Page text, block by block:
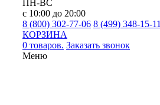
ПН-ВС
с 10:00 до 20:00
8 (800) 302-77-06 8 (499) 348-15-11
КОРЗИНА
0 товаров. Заказать звонок
Меню